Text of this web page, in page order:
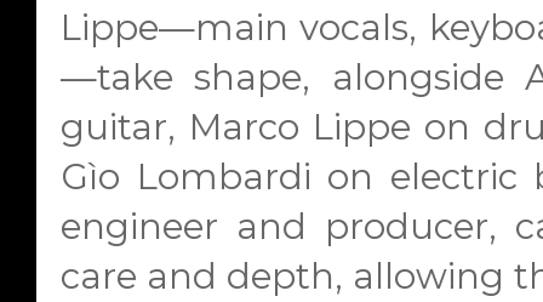
Lippe—main vocals,
—take shape, alongside
guitar, Marco Lippe on
Gìo Lombardi on electric
engineer and producer,
care and depth, allowing